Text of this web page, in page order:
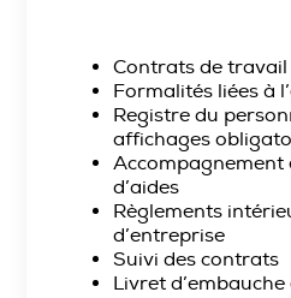
Contrats de
Formalités liées à
Registre du
affichages
Accompagnement
d’aides
Règlements
d’entreprise
Suivi des contrats
Livret